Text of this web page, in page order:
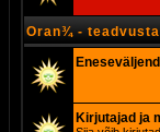
Oran¾ -
Kirjutajad ja